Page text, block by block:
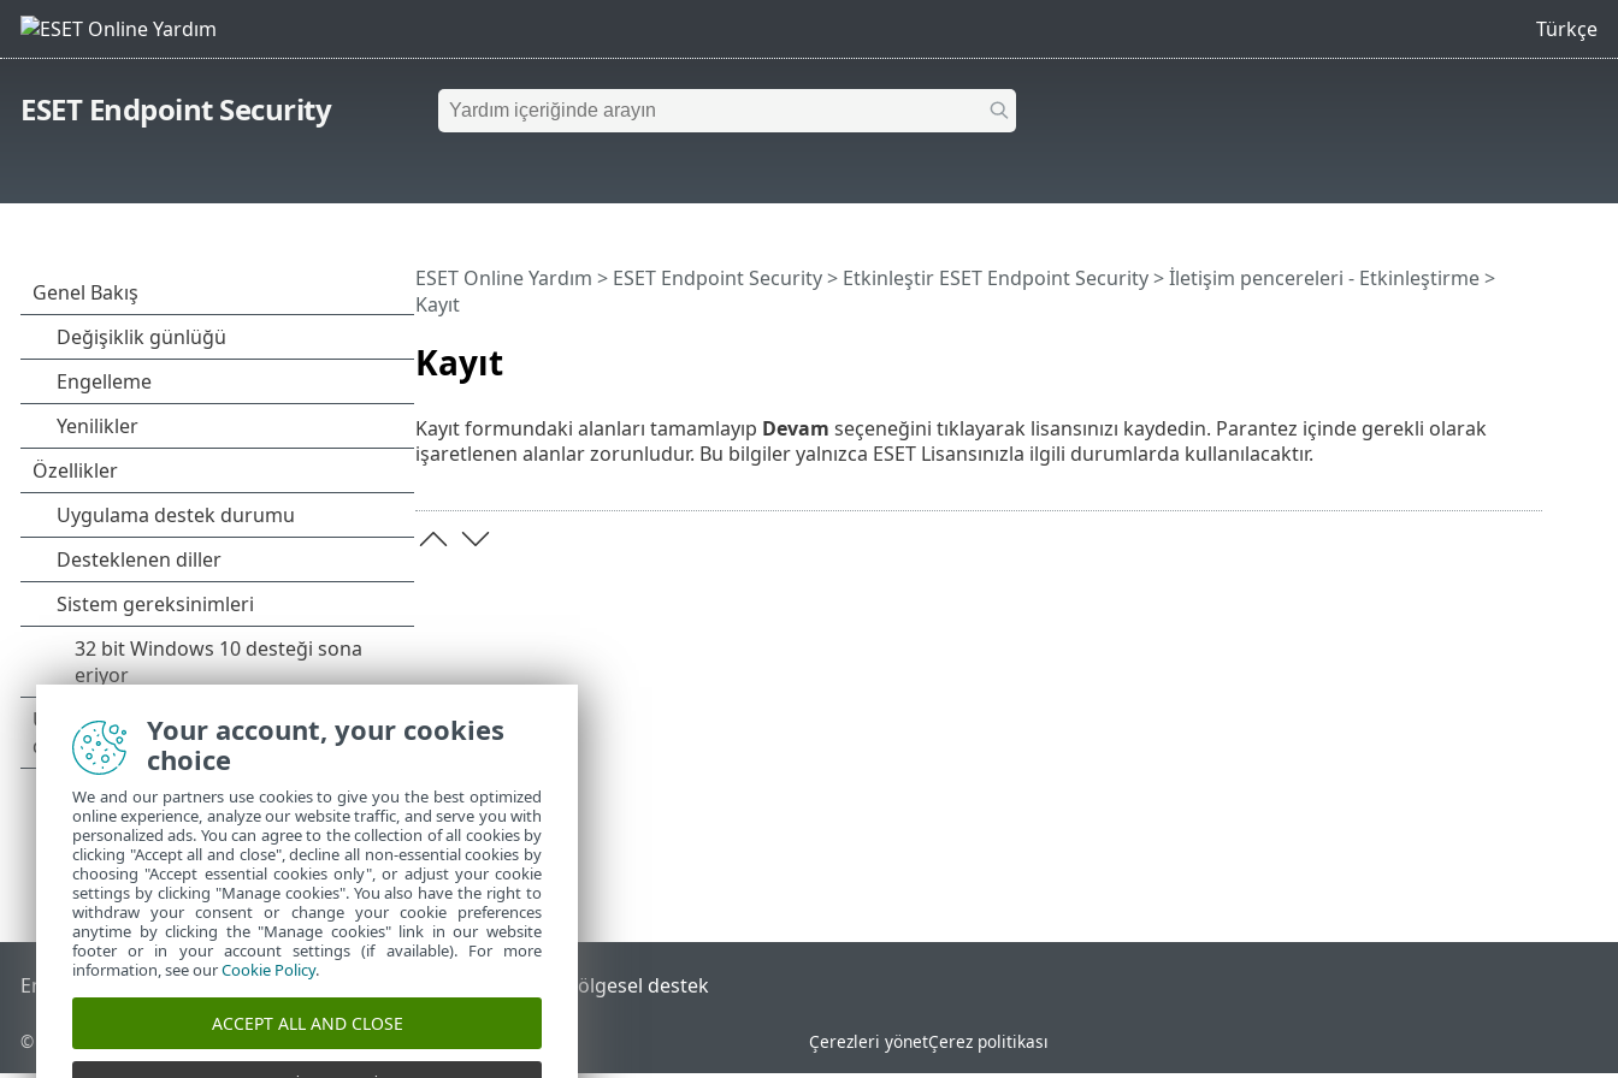
Türkçe
ESET Endpoint Security
Kayıt
ESET Online Yardım > ESET Endpoint Security> Etkinleştir ESET Endpoint Security> İletişim pencereleri - Etkinleştirme >
Kayıt
Kayıt formundaki alanları tamamlayıp Devam seçeneğini tıklayarak lisansınızı kaydedin. Parantez içinde gerekli olarak
işaretlenen alanlar zorunludur. Bu bilgiler yalnızca ESET Lisansınızla ilgili durumlarda kullanılacaktır.
End of Life ESET Bilgi Bankası ESET Forumu Bölgesel destek
© 1992 - 2026 ESET, spol. s r.o. - Tüm hakları saklıdır. Çerezleri yönetÇerez politikası
Your account, your cookies
choice
We and our partners use cookies to give you the best optimized
online experience, analyze our website traffic, and serve you with
personalized ads. You can agree to the collection of all cookies by
clicking "Accept all and close", decline all non-essential cookies by
choosing "Accept essential cookies only", or adjust your cookie
settings by clicking "Manage cookies". You also have the right to
withdraw your consent or change your cookie preferences
anytime by clicking the "Manage cookies" link in our website
footer or in your account settings (if available). For more
information, see ourCookie Policy.
ACCEPT ALL AND CLOSE